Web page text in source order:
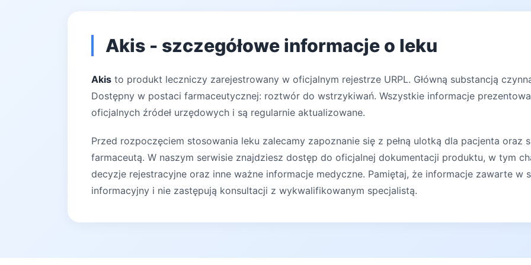
Akis - szczegółowe informacje o leku
Akis to produkt leczniczy zarejestrowany w oficjalnym rejestrze URPL. Główną substancją
Dostępny w postaci farmaceutycznej: roztwór do wstrzykiwań. Wszystkie informacje
oficjalnych źródeł urzędowych i są regularnie aktualizowane.
Przed rozpoczęciem stosowania leku zalecamy zapoznanie się z pełną ulotką dla pacjenta oraz
farmaceutą. W naszym serwisie znajdziesz dostęp do oficjalnej dokumentacji produktu, w tym
decyzje rejestracyjne oraz inne ważne informacje medyczne. Pamiętaj, że informacje zawarte w
informacyjny i nie zastępują konsultacji z wykwalifikowanym specjalistą.